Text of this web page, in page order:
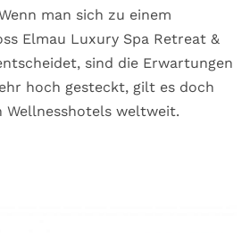
man sich zu einem
Elmau Luxury Spa Retreat &
sind die Erwartungen
hoch gesteckt, gilt es doch
Wellnesshotels weltweit.